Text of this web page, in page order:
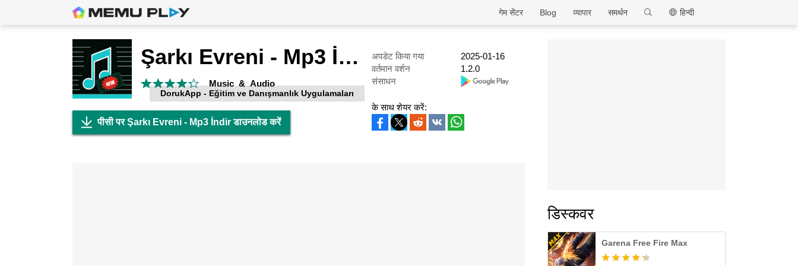
MEmu
हिन्दी
समर्थन
व्यापार
Blog
गेम सेंटर
Şarkı Evreni - Mp3 İndir
Music & Audio
DorukApp - Eğitim ve Danışmanlık Uygulamaları
अपडेट किया गया
2025-01-16
वर्तमान वर्शन
1.2.0
संसाधन
पीसी पर Şarkı Evreni - Mp3 İndir डाउनलोड करें
के साथ शेयर करें:
डिस्कवर
Garena Free Fire Max